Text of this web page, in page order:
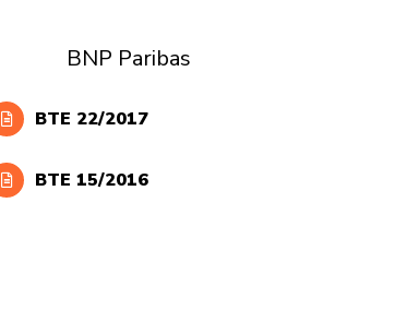
BNP Paribas
BTE 22/2017
BTE 15/2016